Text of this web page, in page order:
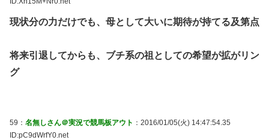
現状分の力だけでも、母として大いに期待が持てる及第点
将来引退してからも、ブチ系の祖としての希望が拡がリン
グ
59： 名無しさん＠実況で競馬板アウト ：2016/01/05(火) 14:47:54.35
ID:pC9dWrfY0.net